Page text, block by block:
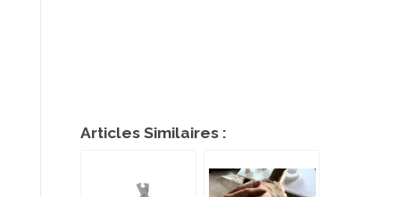
Articles Similaires :